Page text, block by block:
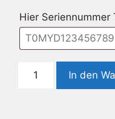
Hier
Chrysler
In den